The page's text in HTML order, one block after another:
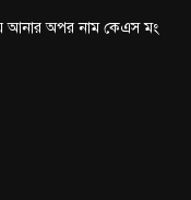
আনার অপর নাম কেএস মং